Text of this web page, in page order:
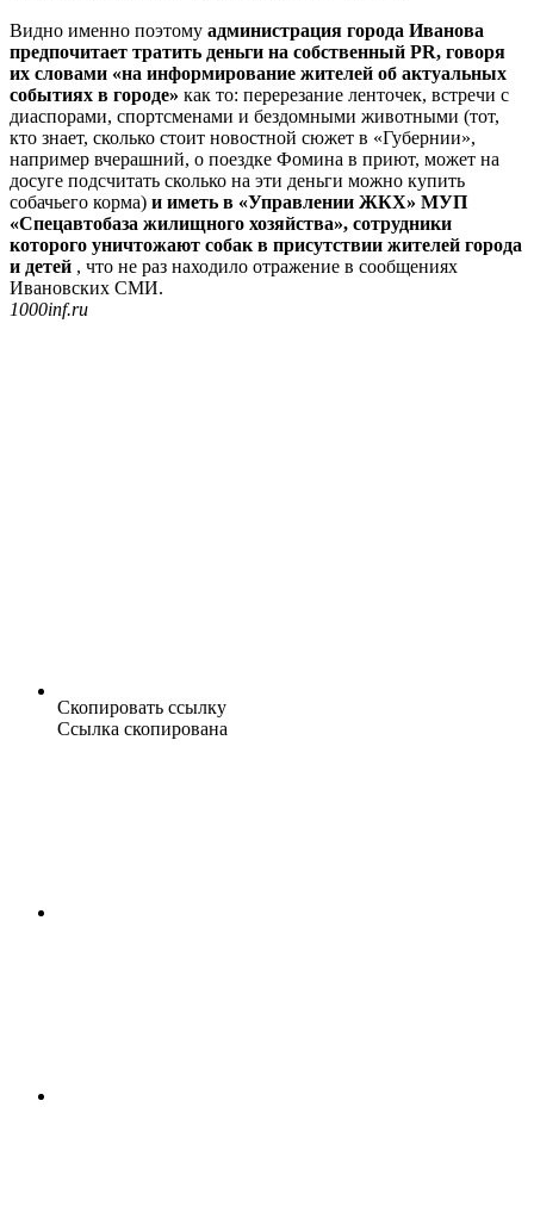
Видно именно поэтому администрация города Иванова
предпочитает тратить деньги на собственный PR, говоря
их словами «на информирование жителей об актуальных
событиях в городе» как то: перерезание ленточек, встречи с
диаспорами, спортсменами и бездомными животными (тот,
кто знает, сколько стоит новостной сюжет в «Губернии»,
например вчерашний, о поездке Фомина в приют, может на
досуге подсчитать сколько на эти деньги можно купить
собачьего корма) и иметь в «Управлении ЖКХ» МУП
«Спецавтобаза жилищного хозяйства», сотрудники
которого уничтожают собак в присутствии жителей города
и детей , что не раз находило отражение в сообщениях
Ивановских СМИ.
1000inf.ru
Скопировать ссылку
Ссылка скопирована